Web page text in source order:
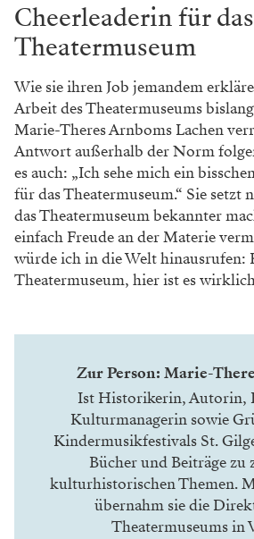
Cheerleaderin für das
Theatermuseum
Wie sie ihren Job jemandem
Arbeit des Theatermuseums
Marie-Theres Arnboms Lachen
Antwort außerhalb der Norm
es auch: „Ich sehe mich ein
für das Theatermuseum.“ Sie setzt
das Theatermuseum bekannter
einfach Freude an der Materie
würde ich in die Welt hinausrufen:
Theatermuseum, hier ist es
Zur Person: Marie-
Ist Historikerin, Autorin,
Kulturmanagerin sowie
Kindermusikfestivals St.
Bücher und Beiträge zu
kulturhistorischen Themen.
übernahm sie die
Theatermuseums in